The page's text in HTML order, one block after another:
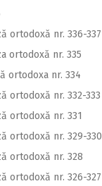
ortodoxă nr. 336-337
ortodoxă nr. 335
ortodoxa nr. 334
ortodoxă nr. 332-333
ortodoxă nr. 331
ortodoxă nr. 329-330
ortodoxă nr. 328
ortodoxă nr. 326-327